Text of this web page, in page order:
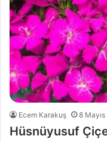
Ecem Karakuş 8
Hüsnüyusuf